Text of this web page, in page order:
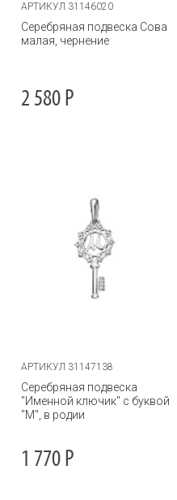
АРТИКУЛ 31146020
Серебряная подвеска Сова
малая, чернение
2 580 Р
АРТИКУЛ 31147138
Серебряная подвеска
"Именной ключик" с буквой
"М", в родии
1 770 Р